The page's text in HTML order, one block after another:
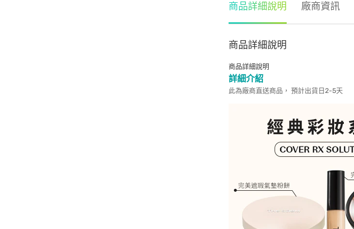
商品詳細說明 廠商資訊
商品詳細說明
商品詳細說明
詳細介紹
此為廠商直送商品， 預計出貨日2-5天